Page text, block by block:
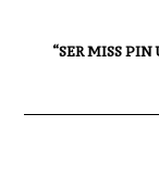
“SER MISS PIN